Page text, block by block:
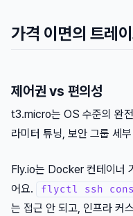
가격 이면의 트레
제어권 vs 편의성
t3.micro는 OS 수준의 완
라미터 튜닝, 보안 그룹 세
Fly.io는 Docker 컨테이너
어요.
flyctl ssh
는 접근 안 되고, 인프라 커